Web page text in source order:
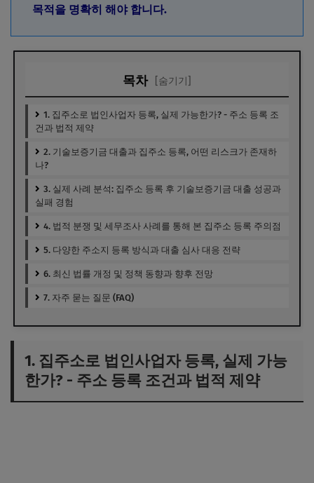
목적을 명확히 해야 합니다.
목차 [숨기기]
1. 집주소로 법인사업자 등록, 실제 가능한가? - 주소 등록 조
건과 법적 제약
2. 기술보증기금 대출과 집주소 등록, 어떤 리스크가 존재하
나?
3. 실제 사례 분석: 집주소 등록 후 기술보증기금 대출 성공과
실패 경험
4. 법적 분쟁 및 세무조사 사례를 통해 본 집주소 등록 주의점
5. 다양한 주소지 등록 방식과 대출 심사 대응 전략
6. 최신 법률 개정 및 정책 동향과 향후 전망
7. 자주 묻는 질문 (FAQ)
1. 집주소로 법인사업자 등록, 실제 가능
한가? - 주소 등록 조건과 법적 제약